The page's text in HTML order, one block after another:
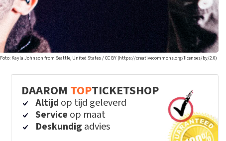
Foto: Kayla Johnson from Seattle, United States / CC BY (https://creativecommons.org/licenses/by/2.0)
DAAROM TOPTICKETSHOP
Altijd op tijd geleverd
Service op maat
Deskundig advies